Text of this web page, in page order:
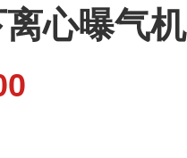
心曝气机